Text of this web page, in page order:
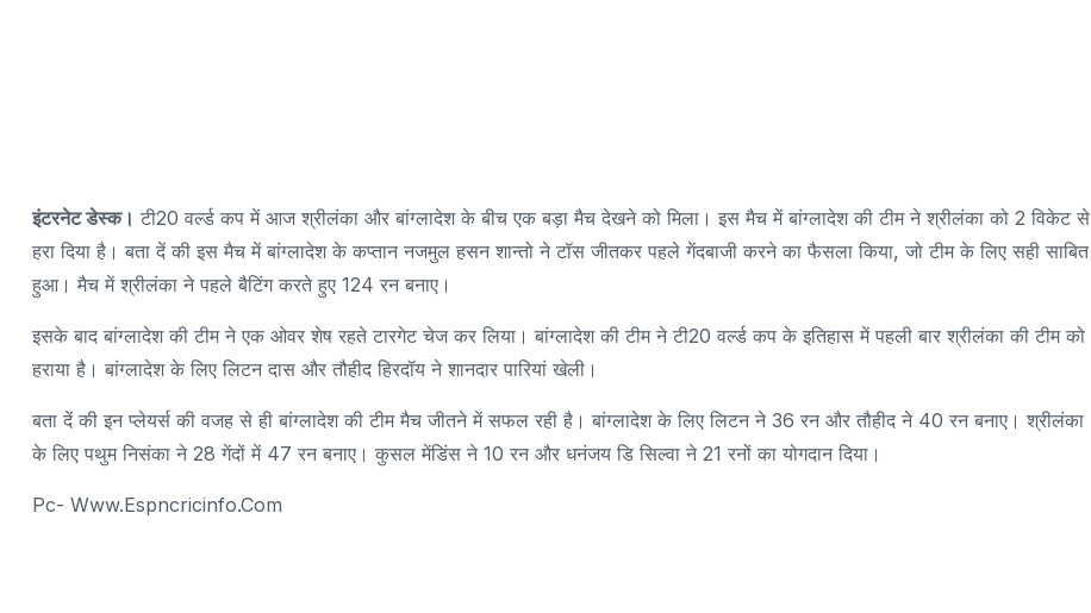
इंटरनेट डेस्क। टी20 वर्ल्ड कप में आज श्रीलंका और बांग्लादेश के बीच एक बड़ा मैच देखने को मिला। इस मैच में बांग्लादेश की टीम ने श्रीलंका को 2 विकेट से
हरा दिया है। बता दें की इस मैच में बांग्लादेश के कप्तान नजमुल हसन शान्तो ने टॉस जीतकर पहले गेंदबाजी करने का फैसला किया, जो टीम के लिए सही साबित
हुआ। मैच में श्रीलंका ने पहले बैटिंग करते हुए 124 रन बनाए।
इसके बाद बांग्लादेश की टीम ने एक ओवर शेष रहते टारगेट चेज कर लिया। बांग्लादेश की टीम ने टी20 वर्ल्ड कप के इतिहास में पहली बार श्रीलंका की टीम को
हराया है। बांग्लादेश के लिए लिटन दास और तौहीद हिरदॉय ने शानदार पारियां खेली।
बता दें की इन प्लेयर्स की वजह से ही बांग्लादेश की टीम मैच जीतने में सफल रही है। बांग्लादेश के लिए लिटन ने 36 रन और तौहीद ने 40 रन बनाए। श्रीलंका
के लिए पथुम निसंका ने 28 गेंदों में 47 रन बनाए। कुसल मेंडिंस ने 10 रन और धनंजय डि सिल्वा ने 21 रनों का योगदान दिया।
Pc- Www.espncricinfo.com